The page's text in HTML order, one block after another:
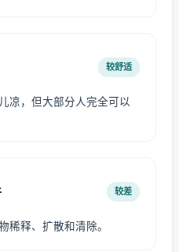
较舒适
凉，但大部分人完全可以
较差
稀释、扩散和清除。